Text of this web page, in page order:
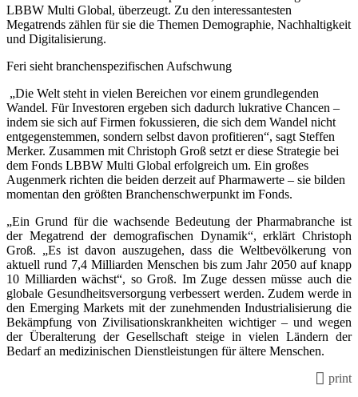
LBBW Multi Global, überzeugt. Zu den interessantesten
Megatrends zählen für sie die Themen Demographie, Nachhaltigkeit
und Digitalisierung.
Feri sieht branchenspezifischen Aufschwung
„Die Welt steht in vielen Bereichen vor einem grundlegenden
Wandel. Für Investoren ergeben sich dadurch lukrative Chancen –
indem sie sich auf Firmen fokussieren, die sich dem Wandel nicht
entgegenstemmen, sondern selbst davon profitieren“, sagt Steffen
Merker. Zusammen mit Christoph Groß setzt er diese Strategie bei
dem Fonds LBBW Multi Global erfolgreich um. Ein großes
Augenmerk richten die beiden derzeit auf Pharmawerte – sie bilden
momentan den größten Branchenschwerpunkt im Fonds.
„Ein Grund für die wachsende Bedeutung der Pharmabranche ist
der Megatrend der demografischen Dynamik“, erklärt Christoph
Groß. „Es ist davon auszugehen, dass die Weltbevölkerung von
aktuell rund 7,4 Milliarden Menschen bis zum Jahr 2050 auf knapp
10 Milliarden wächst“, so Groß. Im Zuge dessen müsse auch die
globale Gesundheitsversorgung verbessert werden. Zudem werde in
den Emerging Markets mit der zunehmenden Industrialisierung die
Bekämpfung von Zivilisationskrankheiten wichtiger – und wegen
der Überalterung der Gesellschaft steige in vielen Ländern der
Bedarf an medizinischen Dienstleistungen für ältere Menschen.
print